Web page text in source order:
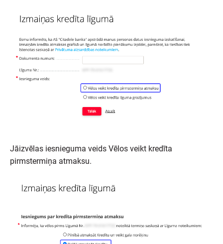
Jāizvēlas iesnieguma veids Vēlos veikt kredīta
pirmstermiņa atmaksu.